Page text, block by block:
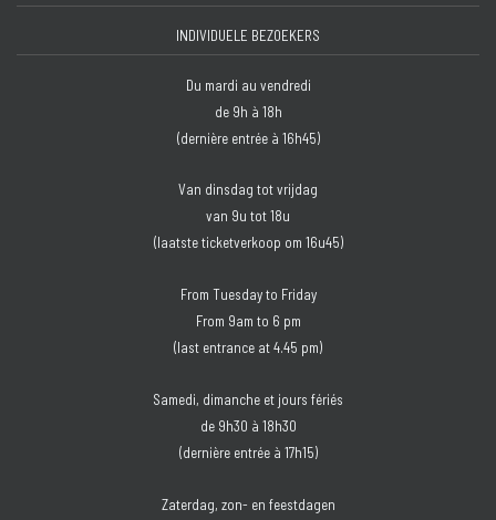
INDIVIDUELE BEZOEKERS
Du mardi au vendredi
de 9h à 18h
(dernière entrée à 16h45)
Van dinsdag tot vrijdag
van 9u tot 18u
(laatste ticketverkoop om 16u45)
From Tuesday to Friday
From 9am to 6 pm
(last entrance at 4.45 pm)
Samedi, dimanche et jours fériés
de 9h30 à 18h30
(dernière entrée à 17h15)
Zaterdag, zon- en feestdagen